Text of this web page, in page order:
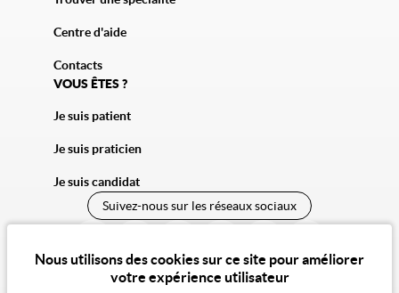
Nous utilisons des cookies sur ce site pour améliorer
votre expérience utilisateur
Centre d'aide
Contacts
VOUS ÊTES ?
Je suis patient
Je suis praticien
Je suis candidat
Suivez-nous sur les réseaux sociaux